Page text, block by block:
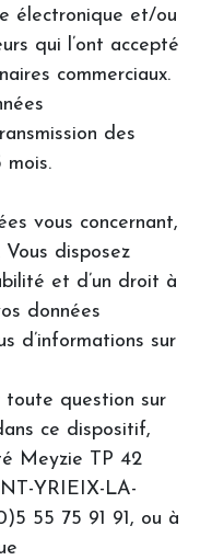
électronique et/ou
qui l’ont accepté
commerciaux.
des
mois.
vous concernant,
disposez
et d’un droit à
données
d’informations sur
toute question sur
ce dispositif,
Meyzie TP 42
YRIEIX-LA-
55 75 91 91, ou à